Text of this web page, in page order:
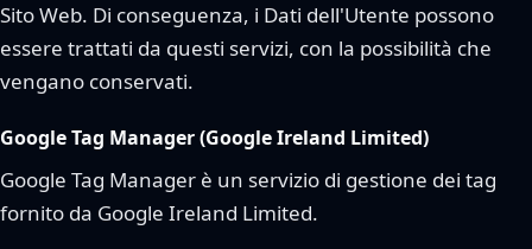
Sito Web. Di conseguenza, i Dati dell'Utente possono
essere trattati da questi servizi, con la possibilità che
vengano conservati.
Google Tag Manager (Google Ireland Limited)
Google Tag Manager è un servizio di gestione dei tag
fornito da Google Ireland Limited.